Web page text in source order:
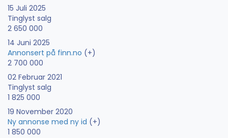
15 Juli 2025
Tinglyst salg
2 650 000
14 Juni 2025
Annonsert på finn.no (+)
2 700 000
02 Februar 2021
Tinglyst salg
1 825 000
19 November 2020
Ny annonse med ny id (+)
1 850 000